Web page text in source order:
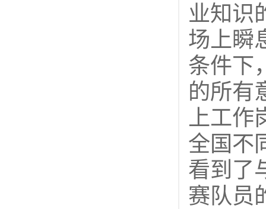
业知识
场上瞬
条件下
的所有
上工作
全国不
看到了
赛队员